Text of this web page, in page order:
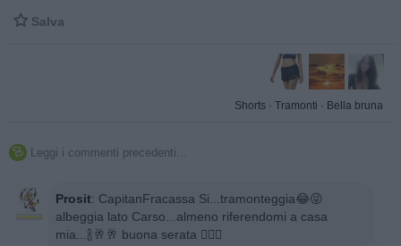
 Salva
Shorts · Tramonti · Bella bruna
 Leggi i commenti precedenti...
Prosit: CapitanFracassa Si...tramonteggia😂😜
albeggia lato Carso...almeno riferendomi a casa
mia...🍾🥂🥂 buona serata 🙋🏻‍♂️